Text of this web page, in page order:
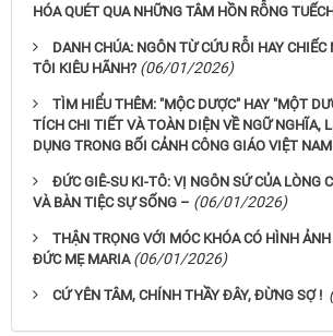
HÓA QUÉT QUA NHỮNG TÂM HỒN RỖNG
DANH CHÚA: NGÔN TỪ CỨU RỖI HAY CHIẾC
TÔI KIÊU HÃNH? (06/01/2026)
TÌM HIỂU THÊM: "MỘC DƯỢC" HAY "MỘT
TÍCH CHI TIẾT VÀ TOÀN DIỆN VỀ NGỮ NGHĨA,
DỤNG TRONG BỐI CẢNH CÔNG GIÁO VIỆT NAM
ĐỨC GIÊ-SU KI-TÔ: VỊ NGÔN SỨ CỦA LÒNG
VÀ BÀN TIỆC SỰ SỐNG – (06/01/2026)
THẬN TRỌNG VỚI MÓC KHÓA CÓ HÌNH ẢNH
ĐỨC MẸ MARIA (06/01/2026)
CỨ YÊN TÂM, CHÍNH THẦY ĐÂY, ĐỪNG SỢ !